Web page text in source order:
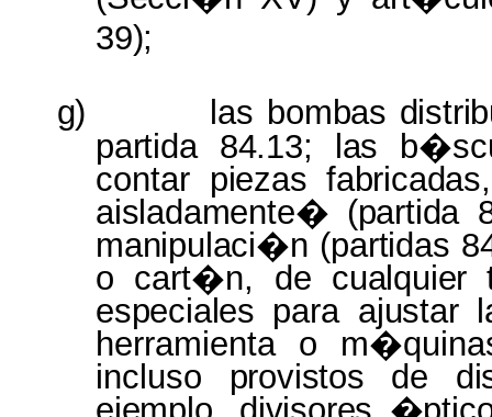
39);
g)
las bombas
partida 84.13; las
contar piezas
aisladamente� (partida
manipulaci�n (partidas
o cart�n, de cualquier
especiales para ajustar
herramienta o
incluso provistos de